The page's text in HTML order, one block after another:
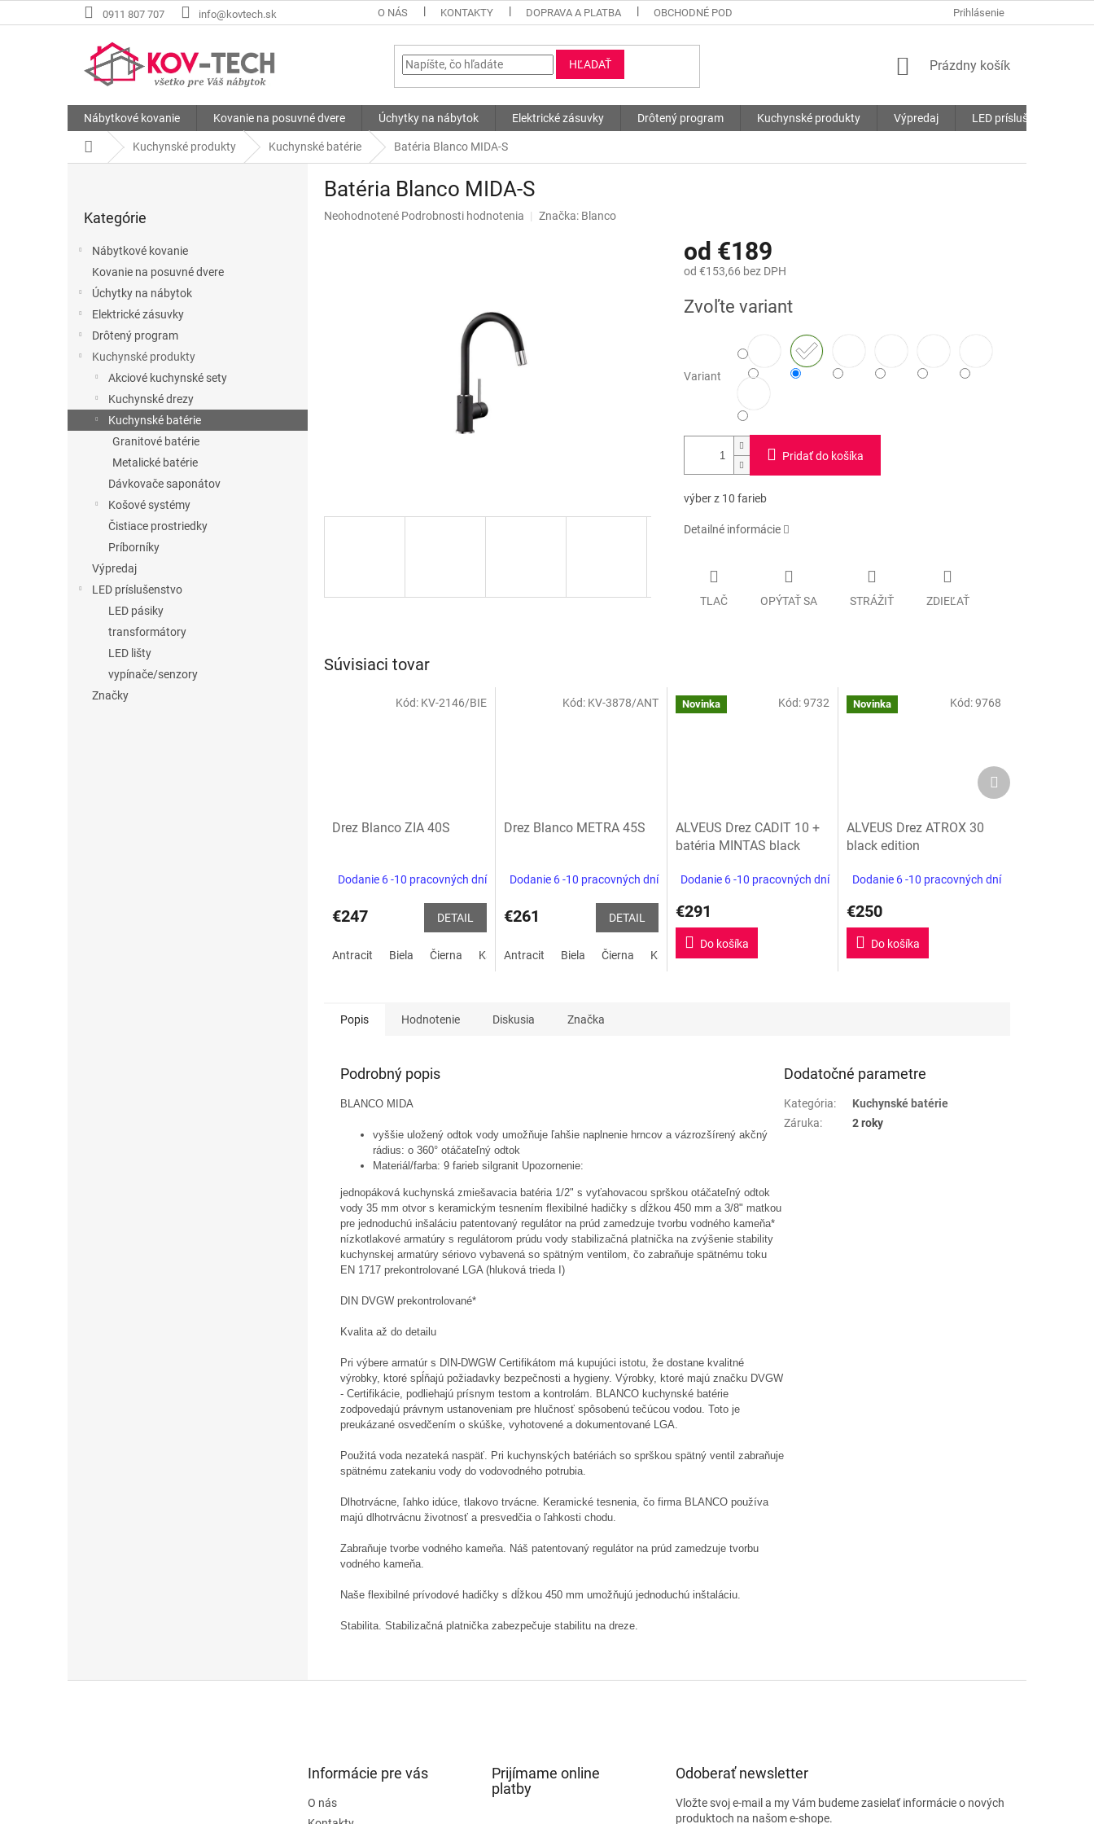
na
0911 807 707 info@kovtech.sk O NÁS KONTAKTY DOPRAVA A PLATBA OBCHODNÉ PODMIENKY SÚBORY COOKIES
Prihlásenie
HĽADAŤ
NÁKUPNÝ
Prázdny košík
Nábytkové kovanie Kovanie na posuvné dvere Úchytky na nábytok Elektrické zásuvky Drôtený program Kuchynské produkty Výpredaj LED príslušenstvo
DomovKuchynské produkty Kuchynské batérie Batéria Blanco MIDA-S
kategórie
Kategórie
Nábytkové kovanie
Kovanie na posuvné dvere
Úchytky na nábytok
Elektrické zásuvky
Drôtený program
Kuchynské produkty
Akciové kuchynské sety
Kuchynské drezy
Kuchynské batérie
Granitové batérie
Metalické batérie
Dávkovače saponátov
Košové systémy
Čistiace prostriedky
Príborníky
Výpredaj
LED príslušenstvo
LED pásiky
transformátory
LED lišty
vypínače/senzory
Značky
Batéria Blanco MIDA-S
Priemerné
Neohodnotené Podrobnosti hodnotenia Značka: Blanco
od €189
od €153,66 bez DPH
cena:
Zvoľte variant
Variant
Pridať do košíka
výber z 10 farieb
Detailné informácie
TLAČ OPÝTAŤ SA STRÁŽIŤ ZDIEĽAŤ
Súvisiaci tovar
Drez Blanco ZIA 40S
Dodanie 6 -10 pracovných dní
€247 DETAIL
Antracit Biela Čierna Kávová biela soft sivá vulkán
Kód: KV-2146/BIE
Drez Blanco METRA 45S
Dodanie 6 -10 pracovných dní
€261 DETAIL
Antracit Biela Čierna Kávová Sivá skala biela soft sivá vulkán
Kód: KV-3878/ANT Novinka
ALVEUS Drez CADIT 10 +
batéria MINTAS black
Dodanie 6 -10 pracovných dní
€291
Do košíka
Kód:9732 Novinka
ALVEUS Drez ATROX 30
black edition
Dodanie 6 -10 pracovných dní
€250
Do košíka
Kód:9768
Ďalší
produkt
Popis Hodnotenie Diskusia Značka
Podrobný popis
BLANCO MIDA
vyššie uložený odtok vody umožňuje ľahšie naplnenie hrncov a vázrozšírený akčný
rádius: o 360° otáčateľný odtok
Materiál/farba: 9 farieb silgranit Upozornenie:
jednopáková kuchynská zmiešavacia batéria 1/2" s vyťahovacou sprškou otáčateľný odtok
vody 35 mm otvor s keramickým tesnením flexibilné hadičky s dĺžkou 450 mm a 3/8" matkou
pre jednoduchú inšaláciu patentovaný regulátor na prúd zamedzuje tvorbu vodného kameňa*
nízkotlakové armatúry s regulátorom prúdu vody stabilizačná platnička na zvýšenie stability
kuchynskej armatúry sériovo vybavená so spätným ventilom, čo zabraňuje spätnému toku
EN 1717 prekontrolované LGA (hluková trieda I)
DIN DVGW prekontrolované*
Kvalita až do detailu
Pri výbere armatúr s DIN-DWGW Certifikátom má kupujúci istotu, že dostane kvalitné
výrobky, ktoré spĺňajú požiadavky bezpečnosti a hygieny. Výrobky, ktoré majú značku DVGW
- Certifikácie, podliehajú prísnym testom a kontrolám. BLANCO kuchynské batérie
zodpovedajú právnym ustanoveniam pre hlučnosť spôsobenú tečúcou vodou. Toto je
preukázané osvedčením o skúške, vyhotovené a dokumentované LGA.
Použitá voda nezateká naspäť. Pri kuchynských batériách so sprškou spätný ventil zabraňuje
spätnému zatekaniu vody do vodovodného potrubia.
Dlhotrvácne, ľahko idúce, tlakovo trvácne. Keramické tesnenia, čo firma BLANCO používa
majú dlhotrvácnu životnosť a presvedčia o ľahkosti chodu.
Zabraňuje tvorbe vodného kameňa. Náš patentovaný regulátor na prúd zamedzuje tvorbu
vodného kameňa.
Naše flexibilné prívodové hadičky s dĺžkou 450 mm umožňujú jednoduchú inštaláciu.
Stabilita. Stabilizačná platnička zabezpečuje stabilitu na dreze.
Dodatočné parametre
Kategória:
Kuchynské batérie
Záruka: 2 roky
Informácie pre vás
O nás
Prijímame online
platby
Odoberať newsletter
Vložte svoj e-mail a my Vám budeme zasielať informácie o nových
produktoch na našom e-shope.